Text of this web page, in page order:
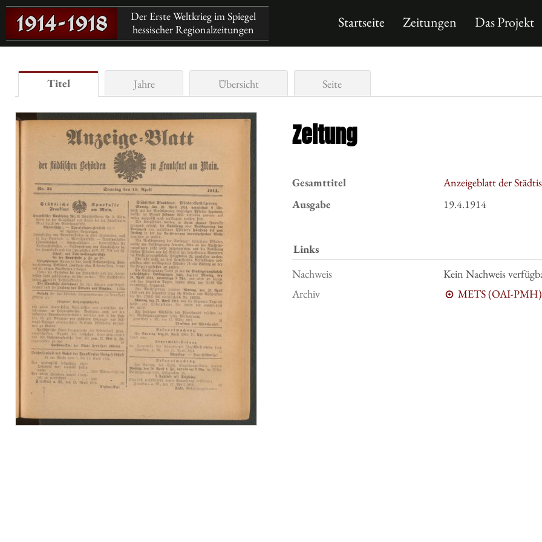
Der Erste Weltkrieg im Spiegel
hessischer Regionalzeitungen
Startseite Zeitungen Das Projekt
Titel Jahre Übersicht Seite
Zeitung
Gesamttitel
Anzeigeblatt der
Ausgabe
19.4.1914
Links
Nachweis
Kein Nachweis
Archiv
METS (OAI-PMH)